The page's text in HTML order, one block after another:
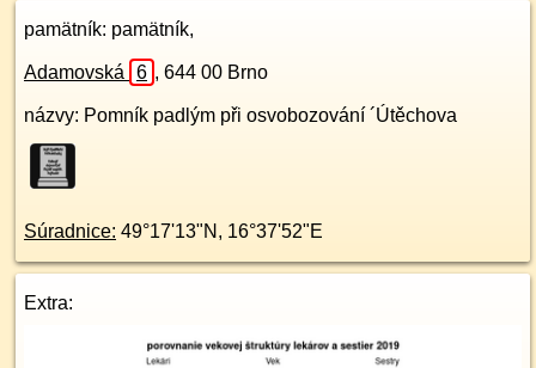
pamätník: pamätník,
Adamovská 6 , 644 00 Brno
názvy: Pomník padlým při osvobozování ´Útěchova
Súradnice: 49°17'13"N , 16°37'52"E
Extra: